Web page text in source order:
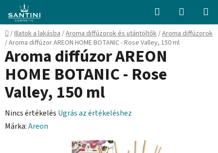
fő
tartalomhoz
Keresés KOSÁR
Kezdőlap
/Illatok a lakásba/Aroma diffúzorok és utántöltők/Aroma diffúzorok
/Aroma diffúzor AREON HOME BOTANIC - Rose Valley, 150 ml
Aroma diffúzor AREON
HOME BOTANIC - Rose
Valley, 150 ml
A
termék
Nincs értékelés Ugrás az értékeléshez
Márka:Areon